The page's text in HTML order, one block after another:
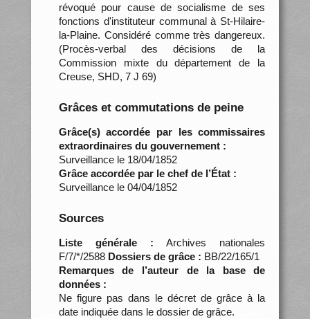
révoqué pour cause de socialisme de ses
fonctions d'instituteur communal à St-Hilaire-
la-Plaine. Considéré comme très dangereux.
(Procès-verbal des décisions de la
Commission mixte du département de la
Creuse, SHD, 7 J 69)
Grâces et commutations de peine
Grâce(s) accordée par les commissaires
extraordinaires du gouvernement :
Surveillance le 18/04/1852
Grâce accordée par le chef de l’État :
Surveillance le 04/04/1852
Sources
Liste générale : Archives nationales
F/7/*/2588 Dossiers de grâce : BB/22/165/1
Remarques de l’auteur de la base de
données :
Ne figure pas dans le décret de grâce à la
date indiquée dans le dossier de grâce.